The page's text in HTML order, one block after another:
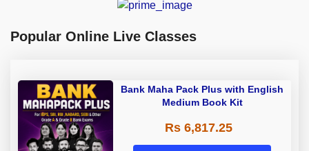
Popular Online Live Classes
Bank Maha Pack Plus with English
Medium Book Kit
Rs 6,817.25